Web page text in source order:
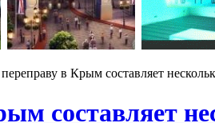
в Крым составляет
составляет